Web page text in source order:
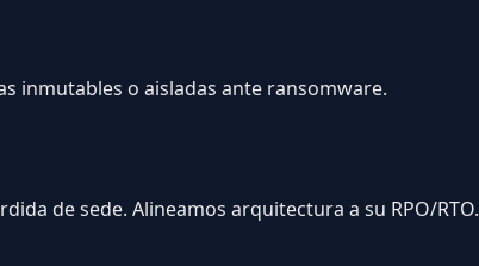
inmutables o aisladas ante ransomware.
de sede. Alineamos arquitectura a su RPO/RTO.